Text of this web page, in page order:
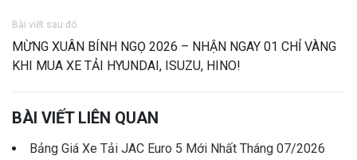
Bài viết sau đó
MỪNG XUÂN BÍNH NGỌ 2026 – NHẬN NGAY 01 CHỈ VÀNG
KHI MUA XE TẢI HYUNDAI, ISUZU, HINO!
BÀI VIẾT LIÊN QUAN
Bảng Giá Xe Tải JAC Euro 5 Mới Nhất Tháng 07/2026